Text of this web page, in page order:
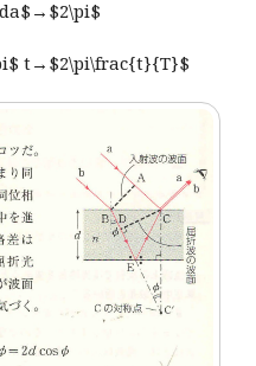
t→$2\pi\frac{t}{T}$